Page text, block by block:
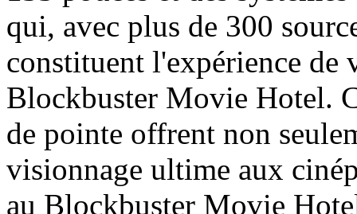
qui, avec plus de 300
constituent l'expérience de
Blockbuster Movie Hotel.
de pointe offrent non
visionnage ultime aux
au Blockbuster Movie